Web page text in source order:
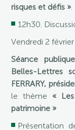
risques et défis ».
12h30.
Vendredi 2
Séance
Belles-Lettres
FERRARY,
le thème «
patrimoine »
Présentation